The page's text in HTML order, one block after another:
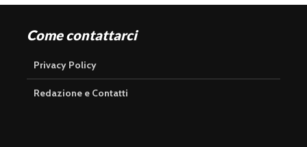
Come contattarci
Privacy Policy
Redazione e Contatti